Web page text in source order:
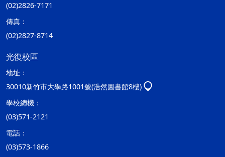
(02)2826-7171
傳真：
(02)2827-8714
光復校區
地址：
30010新竹市大學路1001號(浩然圖書館8樓)
學校總機：
(03)571-2121
電話：
(03)573-1866